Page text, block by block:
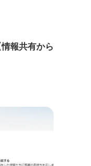
報共有から